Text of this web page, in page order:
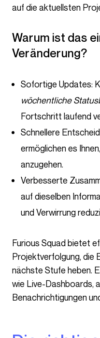
auf die aktuellsten
Warum ist das eine wichtige
Veränderung?
Sofortige Updates:
wöchentliche
Fortschritt laufend
Schnellere
ermöglichen es
anzugehen.
Verbesserte
auf dieselben
und Verwirrung
Furious Squad bietet effektive Tools zur
Projektverfolgung, die
nächste Stufe heben.
wie Live-Dashboards,
Benachrichtigungen